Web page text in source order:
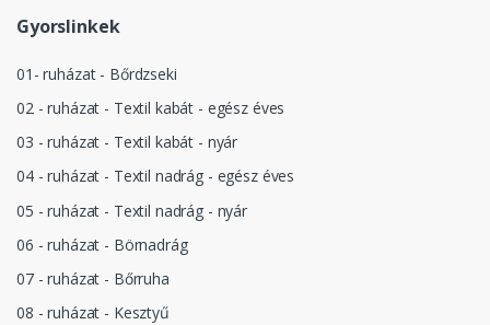
Gyorslinkek
01- ruházat - Bőrdzseki
02 - ruházat - Textil kabát - egész éves
03 - ruházat - Textil kabát - nyár
04 - ruházat - Textil nadrág - egész éves
05 - ruházat - Textil nadrág - nyár
06 - ruházat - Börnadrág
07 - ruházat - Bőrruha
08 - ruházat - Kesztyű